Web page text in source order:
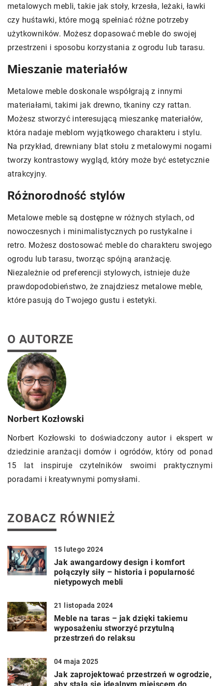
metalowych mebli, takie jak stoły, krzesła, leżaki, ławki
czy huśtawki, które mogą spełniać różne potrzeby
użytkowników. Możesz dopasować meble do swojej
przestrzeni i sposobu korzystania z ogrodu lub tarasu.
Mieszanie materiałów
Metalowe meble doskonale współgrają z innymi
materiałami, takimi jak drewno, tkaniny czy rattan.
Możesz stworzyć interesującą mieszankę materiałów,
która nadaje meblom wyjątkowego charakteru i stylu.
Na przykład, drewniany blat stołu z metalowymi nogami
tworzy kontrastowy wygląd, który może być estetycznie
atrakcyjny.
Różnorodność stylów
Metalowe meble są dostępne w różnych stylach, od
nowoczesnych i minimalistycznych po rustykalne i
retro. Możesz dostosować meble do charakteru swojego
ogrodu lub tarasu, tworząc spójną aranżację.
Niezależnie od preferencji stylowych, istnieje duże
prawdopodobieństwo, że znajdziesz metalowe meble,
które pasują do Twojego gustu i estetyki.
O AUTORZE
Norbert Kozłowski
Norbert Kozłowski to doświadczony autor i ekspert w
dziedzinie aranżacji domów i ogródów, który od ponad
15 lat inspiruje czytelników swoimi praktycznymi
poradami i kreatywnymi pomysłami.
ZOBACZ RÓWNIEŻ
15 lutego 2024
Jak awangardowy design i komfort
połączyły siły – historia i popularność
nietypowych mebli
21 listopada 2024
Meble na taras – jak dzięki takiemu
wyposażeniu stworzyć przytulną
przestrzeń do relaksu
04 maja 2025
Jak zaprojektować przestrzeń w ogrodzie,